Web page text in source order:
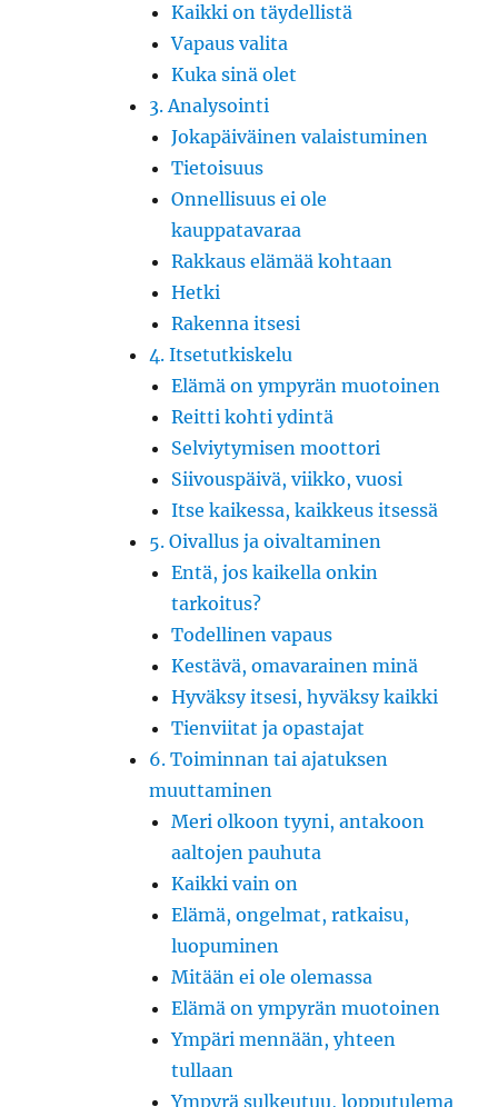
Kaikki on täydellistä
Vapaus valita
Kuka sinä olet
3. Analysointi
Jokapäiväinen valaistuminen
Tietoisuus
Onnellisuus ei ole
kauppatavaraa
Rakkaus elämää kohtaan
Hetki
Rakenna itsesi
4. Itsetutkiskelu
Elämä on ympyrän muotoinen
Reitti kohti ydintä
Selviytymisen moottori
Siivouspäivä, viikko, vuosi
Itse kaikessa, kaikkeus itsessä
5. Oivallus ja oivaltaminen
Entä, jos kaikella onkin
tarkoitus?
Todellinen vapaus
Kestävä, omavarainen minä
Hyväksy itsesi, hyväksy kaikki
Tienviitat ja opastajat
6. Toiminnan tai ajatuksen
muuttaminen
Meri olkoon tyyni, antakoon
aaltojen pauhuta
Kaikki vain on
Elämä, ongelmat, ratkaisu,
luopuminen
Mitään ei ole olemassa
Elämä on ympyrän muotoinen
Ympäri mennään, yhteen
tullaan
Ympyrä sulkeutuu, lopputulema